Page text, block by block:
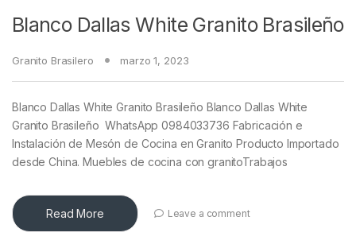
Blanco Dallas White Granito Brasileño
Granito Brasilero marzo 1, 2023
Blanco Dallas White Granito Brasileño Blanco Dallas White
Granito Brasileño WhatsApp 0984033736 Fabricación e
Instalación de Mesón de Cocina en Granito Producto Importado
desde China. Muebles de cocina con granitoTrabajos
Read More Leave a comment